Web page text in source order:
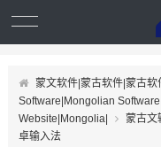
蒙文软件|蒙古软件|蒙古
Software|Mongolian
Website|Mongolia|
蒙古文
卓输入法